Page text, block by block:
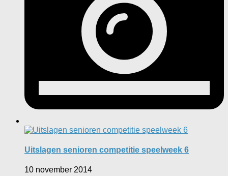
Uitslagen senioren competitie speelweek 6
10 november 2014